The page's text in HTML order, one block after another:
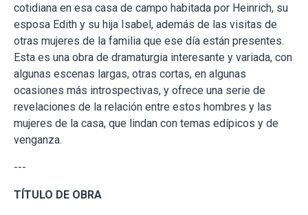
cotidiana en esa casa de campo habitada por Heinrich, su
esposa Edith y su hija Isabel, además de las visitas de
otras mujeres de la familia que ese día están presentes.
Esta es una obra de dramaturgia interesante y variada, con
algunas escenas largas, otras cortas, en algunas
ocasiones más introspectivas, y ofrece una serie de
revelaciones de la relación entre estos hombres y las
mujeres de la casa, que lindan con temas edípicos y de
venganza.
---
TÍTULO DE OBRA